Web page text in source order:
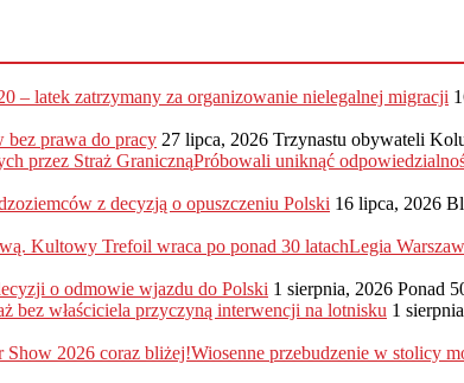
– latek zatrzymany za organizowanie nielegalnej migracji
prawa do pracy 27 lipca, 2026 Trzynastu obywateli
Próbowali uniknąć
z decyzją o opuszczeniu Polski 16 lipca, 2026
Legia
o odmowie wjazdu do Polski 1 sierpnia, 2026 Ponad
bez właściciela przyczyną interwencji na lotnisku 1
Wiosenne przebudzenie w stolicy